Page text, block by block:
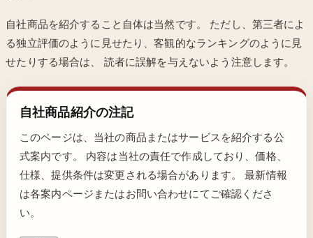
自社商品を紹介すること自体は当然です。 ただし、第三者によ
る独立評価のように見せたり、客観的なランキングのように見
せたりする場合は、 読者に誤解を与えないよう注意します。
自社商品紹介の注記
このページは、当社の商品またはサービスを紹介する公
式案内です。 内容は当社の責任で作成しており、価格、
仕様、提供条件は変更される場合があります。 最新情報
は各案内ページまたはお問い合わせにてご確認くださ
い。